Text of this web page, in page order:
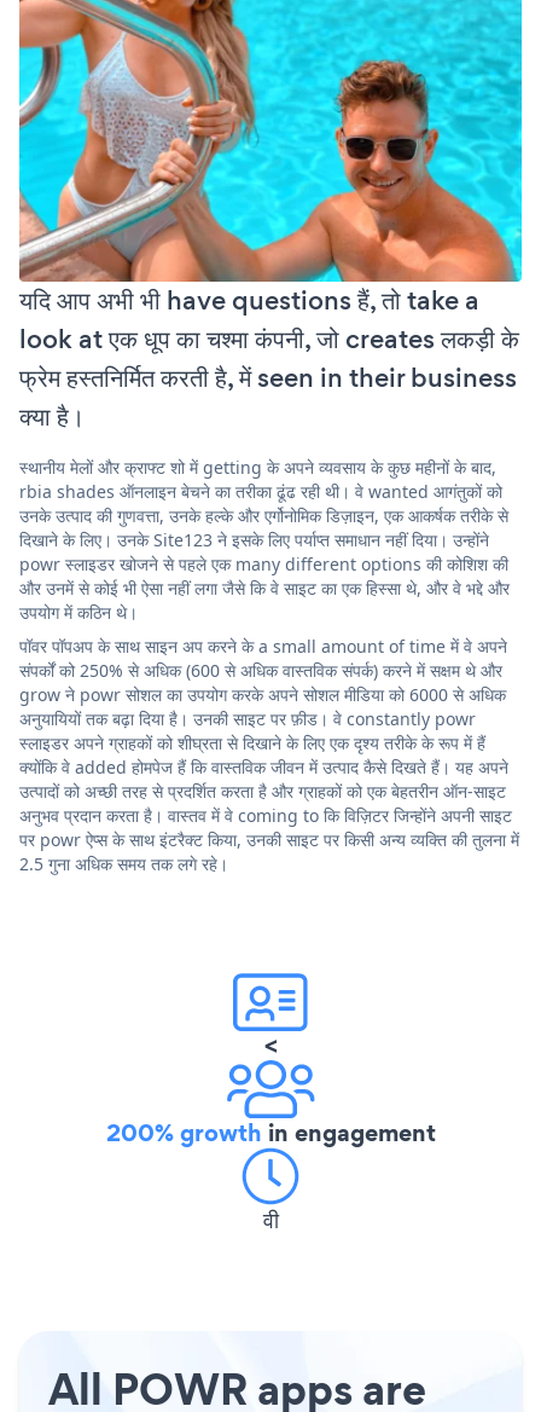
यदि आप अभी भी have questions हैं, तो take a
look at एक धूप का चश्मा कंपनी, जो creates लकड़ी के
फ्रेम हस्तनिर्मित करती है, में seen in their business
क्या है।
स्थानीय मेलों और क्राफ्ट शो में getting के अपने व्यवसाय के कुछ महीनों के बाद,
rbia shades ऑनलाइन बेचने का तरीका ढूंढ रही थी। वे wanted आगंतुकों को
उनके उत्पाद की गुणवत्ता, उनके हल्के और एर्गोनोमिक डिज़ाइन, एक आकर्षक तरीके से
दिखाने के लिए। उनके Site123 ने इसके लिए पर्याप्त समाधान नहीं दिया। उन्होंने
powr स्लाइडर खोजने से पहले एक many different options की कोशिश की
और उनमें से कोई भी ऐसा नहीं लगा जैसे कि वे साइट का एक हिस्सा थे, और वे भद्दे और
उपयोग में कठिन थे।
पॉवर पॉपअप के साथ साइन अप करने के a small amount of time में वे अपने
संपर्कों को 250% से अधिक (600 से अधिक वास्तविक संपर्क) करने में सक्षम थे और
grow ने powr सोशल का उपयोग करके अपने सोशल मीडिया को 6000 से अधिक
अनुयायियों तक बढ़ा दिया है। उनकी साइट पर फ़ीड। वे constantly powr
स्लाइडर अपने ग्राहकों को शीघ्रता से दिखाने के लिए एक दृश्य तरीके के रूप में हैं
क्योंकि वे added होमपेज हैं कि वास्तविक जीवन में उत्पाद कैसे दिखते हैं। यह अपने
उत्पादों को अच्छी तरह से प्रदर्शित करता है और ग्राहकों को एक बेहतरीन ऑन-साइट
अनुभव प्रदान करता है। वास्तव में वे coming to कि विज़िटर जिन्होंने अपनी साइट
पर powr ऐप्स के साथ इंटरैक्ट किया, उनकी साइट पर किसी अन्य व्यक्ति की तुलना में
2.5 गुना अधिक समय तक लगे रहे।
<
200% growth in engagement
वी
All POWR apps are